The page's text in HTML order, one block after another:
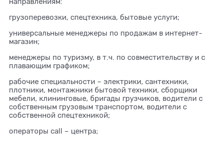
направлениям:
грузоперевозки, спецтехника, бытовые услуги;
универсальные менеджеры по продажам в интернет-
магазин;
менеджеры по туризму, в т.ч. по совместительству и с
плавающим графиком;
рабочие специальности – электрики, сантехники,
плотники, монтажники бытовой техники, сборщики
мебели, клининговые, бригады грузчиков, водители с
собственным грузовым транспортом, водители с
собственной спецтехникой;
операторы call – центра;